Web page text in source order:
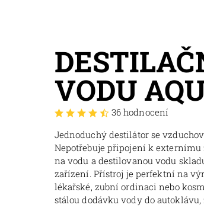
VODU
36 hodnocení
Jednoduchý destilátor se
Nepotřebuje připojení k
na vodu a destilovanou vodu
zařízení. Přístroj je perfektní na
lékařské, zubní ordinaci nebo
stálou dodávku vody do